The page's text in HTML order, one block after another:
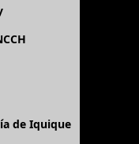
de Iquique